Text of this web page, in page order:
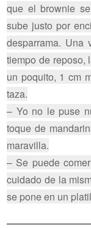
que el brownie
sube justo por
desparrama. Una
tiempo de reposo,
un poquito, 1 cm
taza.
– Yo no le puse
toque de
maravilla.
– Se puede
cuidado de la
se pone en un